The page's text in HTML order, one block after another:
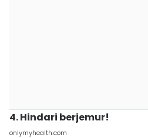
4. Hindari berjemur!
onlymyhealth.com